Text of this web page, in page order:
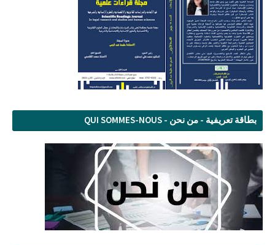
بطاقة تعريفية - من نحن - QUI SOMMES-NOUS